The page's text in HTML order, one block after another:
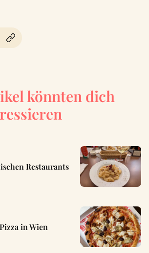
könnten dich
Restaurants
in Wien